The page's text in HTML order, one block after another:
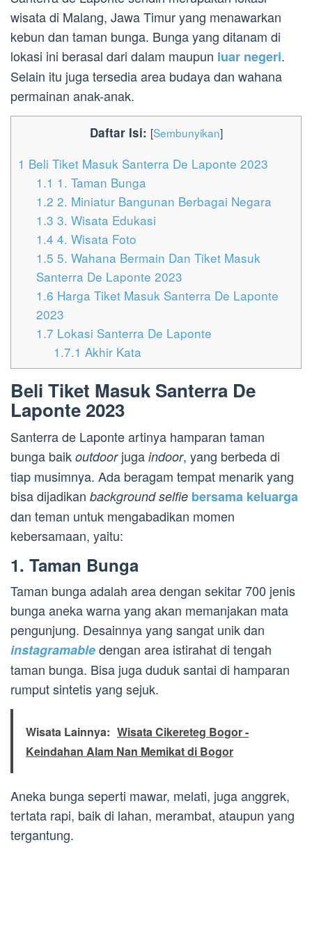
wisata di Malang, Jawa Timur yang menawarkan
kebun dan taman bunga. Bunga yang ditanam di
lokasi ini berasal dari dalam maupun luar negeri.
Selain itu juga tersedia area budaya dan wahana
permainan anak-anak.
Daftar Isi: [Sembunyikan]
1 Beli Tiket Masuk Santerra De Laponte 2023
1.1 1. Taman Bunga
1.2 2. Miniatur Bangunan Berbagai Negara
1.3 3. Wisata Edukasi
1.4 4. Wisata Foto
1.5 5. Wahana Bermain Dan Tiket Masuk
Santerra De Laponte 2023
1.6 Harga Tiket Masuk Santerra De Laponte
2023
1.7 Lokasi Santerra De Laponte
1.7.1 Akhir Kata
Beli Tiket Masuk Santerra De
Laponte 2023
Santerra de Laponte artinya hamparan taman
bunga baik outdoorjuga indoor, yang berbeda di
tiap musimnya. Ada beragam tempat menarik yang
bisa dijadikan background selfie bersama keluarga
dan teman untuk mengabadikan momen
kebersamaan, yaitu:
1. Taman Bunga
Taman bunga adalah area dengan sekitar 700 jenis
bunga aneka warna yang akan memanjakan mata
pengunjung. Desainnya yang sangat unik dan
instagramabledengan area istirahat di tengah
taman bunga. Bisa juga duduk santai di hamparan
rumput sintetis yang sejuk.
Wisata Lainnya: Wisata Cikereteg Bogor -
Keindahan Alam Nan Memikat di Bogor
Aneka bunga seperti mawar, melati, juga anggrek,
tertata rapi, baik di lahan, merambat, ataupun yang
tergantung.